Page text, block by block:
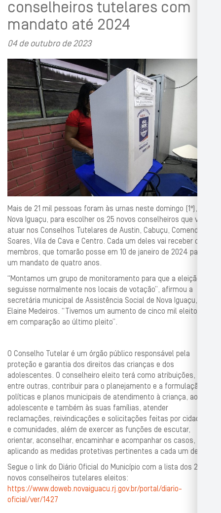
conselheiros tutelares com
mandato até 2024
04 de outubro de 2023
Mais de 21 mil pessoas foram às urnas neste domingo (1º), em
Nova Iguaçu, para escolher os 25 novos conselheiros que vão
atuar nos Conselhos Tutelares de Austin, Cabuçu, Comendador
Soares, Vila de Cava e Centro. Cada um deles vai receber cinco
membros, que tomarão posse em 10 de janeiro de 2024 para
um mandato de quatro anos.
“Montamos um grupo de monitoramento para que a eleição
seguisse normalmente nos locais de votação”, afirmou a
secretária municipal de Assistência Social de Nova Iguaçu,
Elaine Medeiros. “Tivemos um aumento de cinco mil eleitores
em comparação ao último pleito”.
O Conselho Tutelar é um órgão público responsável pela
proteção e garantia dos direitos das crianças e dos
adolescentes. O conselheiro eleito terá como atribuições,
entre outras, contribuir para o planejamento e a formulação de
políticas e planos municipais de atendimento à criança, ao
adolescente e também às suas famílias, atender
reclamações, reivindicações e solicitações feitas por cidadãos
e comunidades, além de exercer as funções de escutar,
orientar, aconselhar, encaminhar e acompanhar os casos,
aplicando as medidas protetivas pertinentes a cada um deles.
Segue o link do Diário Oficial do Município com a lista dos 25
novos conselheiros tutelares eleitos:
https://www.doweb.novaiguacu.rj.gov.br/portal/diario-
oficial/ver/1427